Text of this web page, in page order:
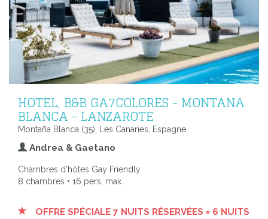
HOTEL, B&B GA7COLORES - MONTANA
BLANCA - LANZAROTE
Montaña Blanca (35), Les Canaries, Espagne
Andrea & Gaetano
Chambres d'hôtes Gay Friendly
8 chambres • 16 pers. max.
OFFRE SPÉCIALE 7 NUITS RÉSERVÉES = 6 NUITS